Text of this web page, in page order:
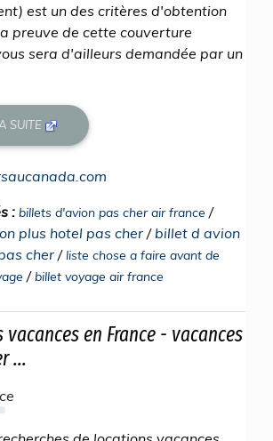
est un des critères d'obtention
preuve de cette couverture
sera d'ailleurs demandée par un
SUITE
: billets d'avion pas cher air france /
plus hotel pas cher / billet d avion
cher /liste chose a faire avant de
/billet voyage air france
vacances en France - vacances
...